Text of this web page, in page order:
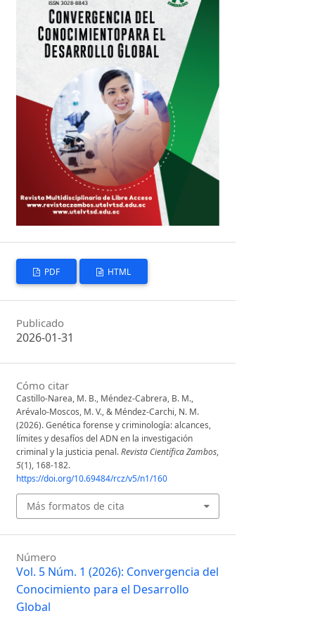
PDF HTML
Publicado
2026-01-31
Cómo citar
Castillo-Narea, M. B., Méndez-Cabrera, B. M.,
Arévalo-Moscos, M. V., & Méndez-Carchi, N. M.
(2026). Genética forense y criminología: alcances,
límites y desafíos del ADN en la investigación
criminal y la justicia penal.Revista Científica Zambos,
5(1), 168-182.
https://doi.org/10.69484/rcz/v5/n1/160
Más formatos de cita
Número
Vol. 5 Núm. 1 (2026): Convergencia del
Conocimiento para el Desarrollo
Global